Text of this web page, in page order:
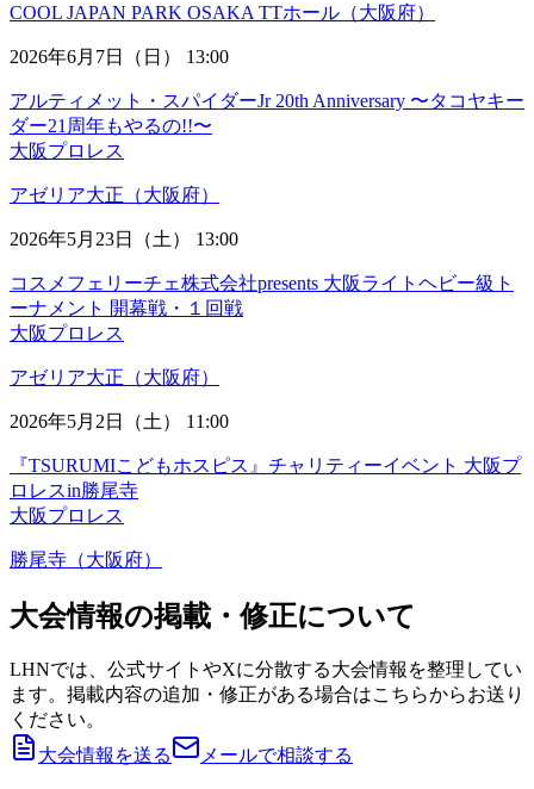
COOL JAPAN PARK OSAKA TTホール（大阪府）
2026年6月7日（日） 13:00
アルティメット・スパイダーJr 20th Anniversary 〜タコヤキー
ダー21周年もやるの!!〜
大阪プロレス
アゼリア大正（大阪府）
2026年5月23日（土） 13:00
コスメフェリーチェ株式会社presents 大阪ライトヘビー級ト
ーナメント 開幕戦・１回戦
大阪プロレス
アゼリア大正（大阪府）
2026年5月2日（土） 11:00
『TSURUMIこどもホスピス』チャリティーイベント 大阪プ
ロレスin勝尾寺
大阪プロレス
勝尾寺（大阪府）
大会情報の掲載・修正について
LHNでは、公式サイトやXに分散する大会情報を整理してい
ます。掲載内容の追加・修正がある場合はこちらからお送り
ください。
大会情報を送る
メールで相談する